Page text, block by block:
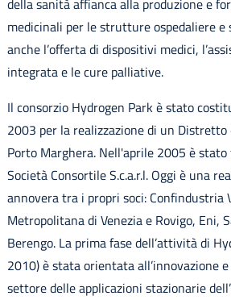
della sanità affianca alla produzione e
medicinali per le strutture ospedaliere
anche l’offerta di dispositivi medici,
integrata e le cure palliative.
Il consorzio Hydrogen Park è stato
2003 per la realizzazione di un Distretto
Porto Marghera. Nell'aprile 2005 è
Società Consortile S.c.a.r.l. Oggi è una
annovera tra i propri soci: Confindustria
Metropolitana di Venezia e Rovigo, Eni,
Berengo. La prima fase dell’attività di
2010) è stata orientata all’innovazione
settore delle applicazioni stazionarie